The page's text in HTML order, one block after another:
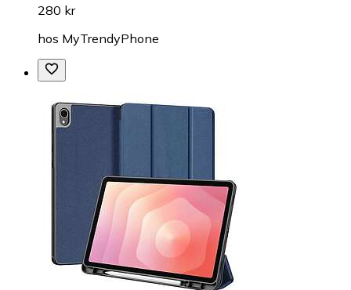
280 kr
hos MyTrendyPhone